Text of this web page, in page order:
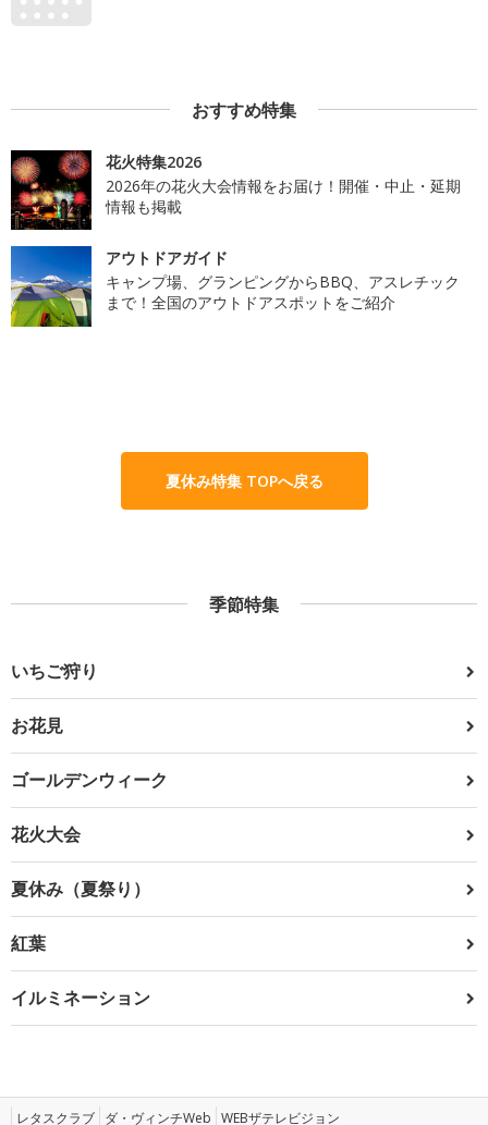
おすすめ特集
花火特集2026
2026年の花火大会情報をお届け！開催・中止・延期
情報も掲載
アウトドアガイド
キャンプ場、グランピングからBBQ、アスレチック
まで！全国のアウトドアスポットをご紹介
夏休み特集 TOPへ戻る
季節特集
いちご狩り
お花見
ゴールデンウィーク
花火大会
夏休み（夏祭り）
紅葉
イルミネーション
レタスクラブ ダ・ヴィンチWeb WEBザテレビジョン